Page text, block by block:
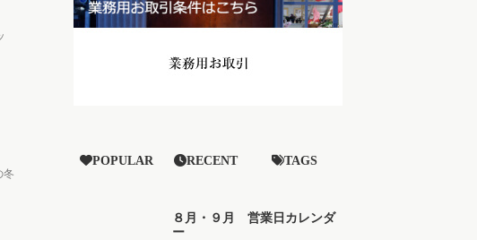
冬
POPULAR RECENT TAGS
８月・９月 営業日カレンダ
ー